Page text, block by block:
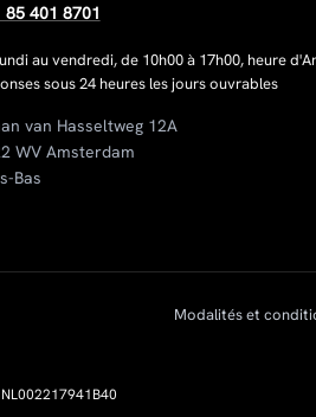
85 401 8701
au vendredi, de 10h00 à 17h00, heure
sous 24 heures les jours ouvrables
van Hasseltweg 12A
WV Amsterdam
Bas
Modalités et